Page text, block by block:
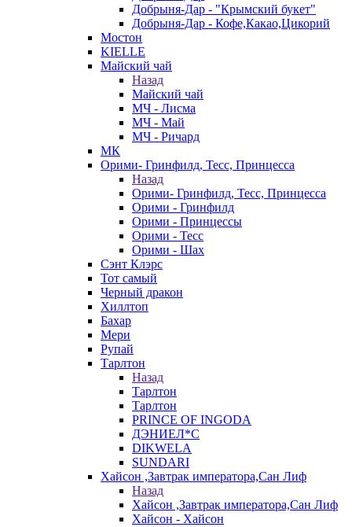
Добрыня-Дар - "Крымский букет"
Добрыня-Дар - Кофе,Какао,Цикорий
Мостон
KIELLE
Майский чай
Назад
Майский чай
МЧ - Лисма
МЧ - Май
МЧ - Ричард
МК
Орими- Гринфилд, Тесс, Принцесса
Назад
Орими- Гринфилд, Тесс, Принцесса
Орими - Гринфилд
Орими - Принцессы
Орими - Тесс
Орими - Шах
Сэнт Клэрс
Тот самый
Черный дракон
Хиллтоп
Бахар
Мери
Рупай
Тарлтон
Назад
Тарлтон
Тарлтон
PRINCE OF INGODA
ДЭНИЕЛ*С
DIKWELA
SUNDARI
Хайсон ,Завтрак императора,Сан Лиф
Назад
Хайсон ,Завтрак императора,Сан Лиф
Хайсон - Хайсон